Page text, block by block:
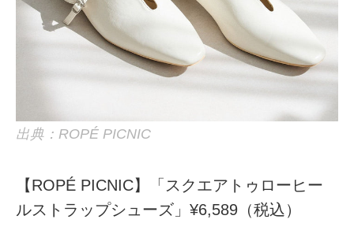
出典：ROPÉ PICNIC
【ROPÉ PICNIC】「スクエアトゥローヒー
ルストラップシューズ」¥6,589（税込）